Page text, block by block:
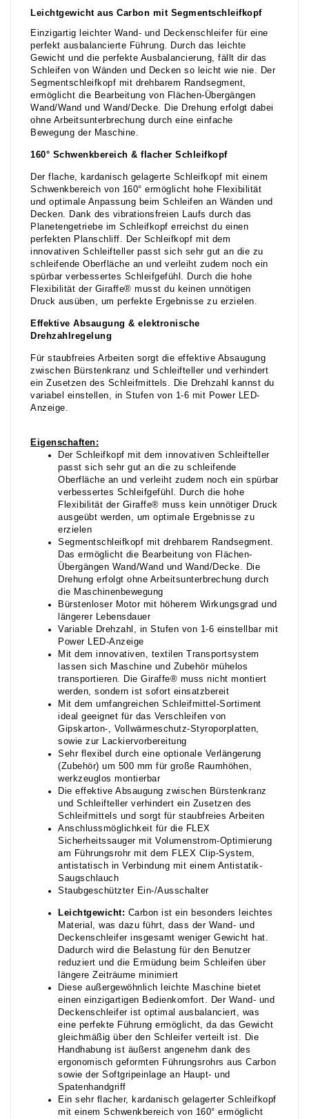
Leichtgewicht aus Carbon mit Segmentschleifkopf
Einzigartig leichter Wand- und Deckenschleifer für eine
perfekt ausbalancierte Führung. Durch das leichte
Gewicht und die perfekte Ausbalancierung, fällt dir das
Schleifen von Wänden und Decken so leicht wie nie. Der
Segmentschleifkopf mit drehbarem Randsegment,
ermöglicht die Bearbeitung von Flächen-Übergängen
Wand/Wand und Wand/Decke. Die Drehung erfolgt dabei
ohne Arbeitsunterbrechung durch eine einfache
Bewegung der Maschine.
160° Schwenkbereich & flacher Schleifkopf
Der flache, kardanisch gelagerte Schleifkopf mit einem
Schwenkbereich von 160° ermöglicht hohe Flexibilität
und optimale Anpassung beim Schleifen an Wänden und
Decken. Dank des vibrationsfreien Laufs durch das
Planetengetriebe im Schleifkopf erreichst du einen
perfekten Planschliff. Der Schleifkopf mit dem
innovativen Schleifteller passt sich sehr gut an die zu
schleifende Oberfläche an und verleiht zudem noch ein
spürbar verbessertes Schleifgefühl. Durch die hohe
Flexibilität der Giraffe® musst du keinen unnötigen
Druck ausüben, um perfekte Ergebnisse zu erzielen.
Effektive Absaugung & elektronische
Drehzahlregelung
Für staubfreies Arbeiten sorgt die effektive Absaugung
zwischen Bürstenkranz und Schleifteller und verhindert
ein Zusetzen des Schleifmittels. Die Drehzahl kannst du
variabel einstellen, in Stufen von 1-6 mit Power LED-
Anzeige.
Eigenschaften:
Der Schleifkopf mit dem innovativen Schleifteller
passt sich sehr gut an die zu schleifende
Oberfläche an und verleiht zudem noch ein spürbar
verbessertes Schleifgefühl. Durch die hohe
Flexibilität der Giraffe® muss kein unnötiger Druck
ausgeübt werden, um optimale Ergebnisse zu
erzielen
Segmentschleifkopf mit drehbarem Randsegment.
Das ermöglicht die Bearbeitung von Flächen-
Übergängen Wand/Wand und Wand/Decke. Die
Drehung erfolgt ohne Arbeitsunterbrechung durch
die Maschinenbewegung
Bürstenloser Motor mit höherem Wirkungsgrad und
längerer Lebensdauer
Variable Drehzahl, in Stufen von 1-6 einstellbar mit
Power LED-Anzeige
Mit dem innovativen, textilen Transportsystem
lassen sich Maschine und Zubehör mühelos
transportieren. Die Giraffe® muss nicht montiert
werden, sondern ist sofort einsatzbereit
Mit dem umfangreichen Schleifmittel-Sortiment
ideal geeignet für das Verschleifen von
Gipskarton-, Vollwärmeschutz-Styroporplatten,
sowie zur Lackiervorbereitung
Sehr flexibel durch eine optionale Verlängerung
(Zubehör) um 500 mm für große Raumhöhen,
werkzeuglos montierbar
Die effektive Absaugung zwischen Bürstenkranz
und Schleifteller verhindert ein Zusetzen des
Schleifmittels und sorgt für staubfreies Arbeiten
Anschlussmöglichkeit für die FLEX
Sicherheitssauger mit Volumenstrom-Optimierung
am Führungsrohr mit dem FLEX Clip-System,
antistatisch in Verbindung mit einem Antistatik-
Saugschlauch
Staubgeschützter Ein-/Ausschalter
Leichtgewicht: Carbon ist ein besonders leichtes
Material, was dazu führt, dass der Wand- und
Deckenschleifer insgesamt weniger Gewicht hat.
Dadurch wird die Belastung für den Benutzer
reduziert und die Ermüdung beim Schleifen über
längere Zeiträume minimiert
Diese außergewöhnlich leichte Maschine bietet
einen einzigartigen Bedienkomfort. Der Wand- und
Deckenschleifer ist optimal ausbalanciert, was
eine perfekte Führung ermöglicht, da das Gewicht
gleichmäßig über den Schleifer verteilt ist. Die
Handhabung ist äußerst angenehm dank des
ergonomisch geformten Führungsrohrs aus Carbon
sowie der Softgripeinlage an Haupt- und
Spatenhandgriff
Ein sehr flacher, kardanisch gelagerter Schleifkopf
mit einem Schwenkbereich von 160° ermöglicht